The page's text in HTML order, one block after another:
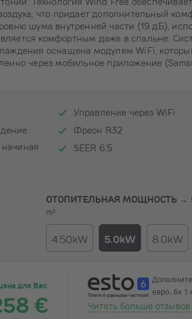
что придает дополнительный
шума внутренней части (19 дБ),
комфортным даже в спальне.
оснащена модулем WiFi,
через мобильное приложение
Управление через WiFi
Фреон R32
SEER 6.5
ОТОПИТЕЛЬНАЯ МОЩНОСТЬ →
m²
4.50kW 5.0kW 8.0kW
для Вас
€
евро. 6x 1
Читать больше отзывов